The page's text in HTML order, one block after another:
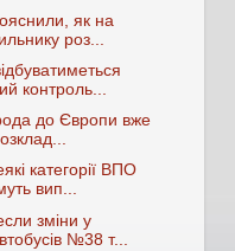
як на
роз...
контроль...
до Європи вже
категорії ВПО
вип...
зміни у
№38 т...